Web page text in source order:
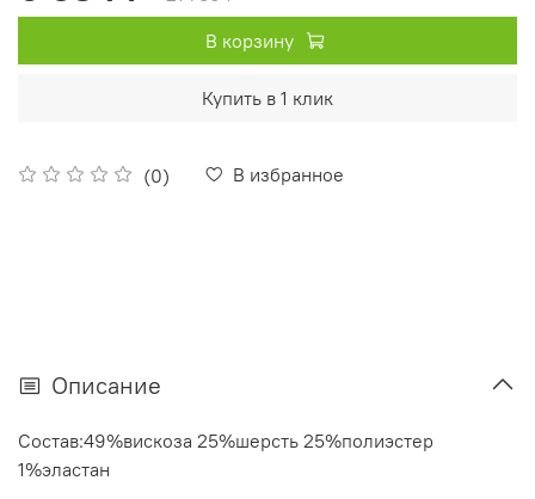
(0) В избранное
В корзину
Купить в 1 клик
Описание
Состав:49%вискоза 25%шерсть 25%полиэстер
1%эластан